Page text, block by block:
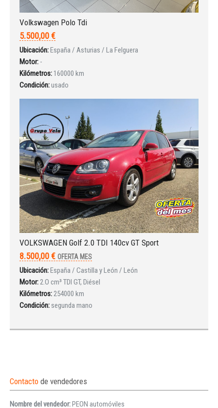
Volkswagen Polo Tdi
5.500,00 €
Ubicación:España / Asturias / La Felguera
Motor: -
Kilómetros: 160000 km
Condición:usado
VOLKSWAGEN Golf 2.0 TDI 140cv GT Sport
8.500,00 € OFERTA MES
Ubicación:España / Castilla y León / León
Motor:2.O cm³ TDI GT, Diésel
Kilómetros:254000 km
Condición: segunda mano
Contacto de vendedores
Nombre del vendedor:PEON automóviles